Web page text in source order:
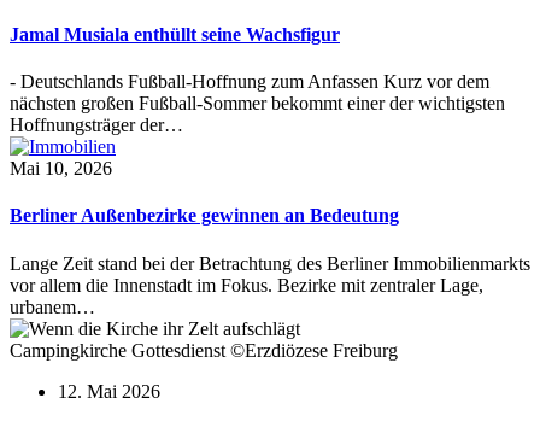
Jamal Musiala enthüllt seine Wachsfigur
- Deutschlands Fußball-Hoffnung zum Anfassen Kurz vor dem
nächsten großen Fußball-Sommer bekommt einer der wichtigsten
Hoffnungsträger der…
Mai 10, 2026
Berliner Außenbezirke gewinnen an Bedeutung
Lange Zeit stand bei der Betrachtung des Berliner Immobilienmarkts
vor allem die Innenstadt im Fokus. Bezirke mit zentraler Lage,
urbanem…
Campingkirche Gottesdienst ©Erzdiözese Freiburg
12. Mai 2026